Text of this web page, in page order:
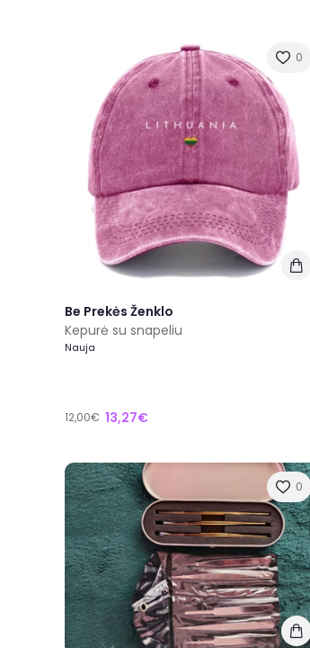
0
Be Prekės Ženklo
Kepurė su snapeliu
Nauja
12,00€ 13,27€
0